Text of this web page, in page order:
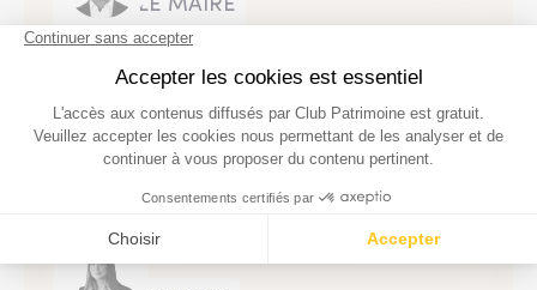
Patrick LE MAIRE
Directeur du Développement
patrick@optimapartners.fr